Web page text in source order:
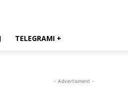
TELEGRAMI +
- Advertisment -